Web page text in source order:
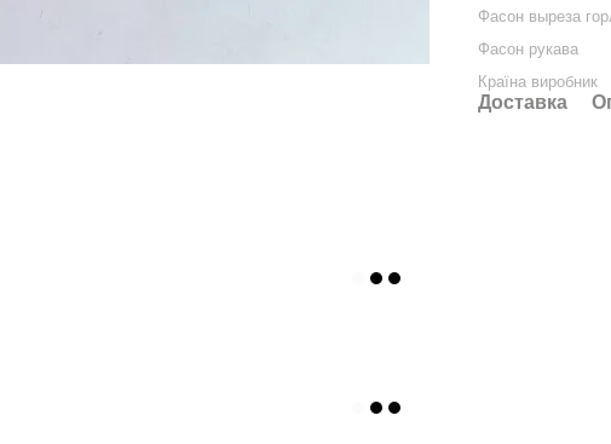
Фасон выреза
Фасон рукава
Країна виробник
Доставка